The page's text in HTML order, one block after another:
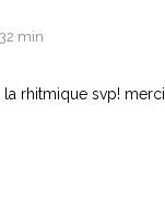
min
rhitmique svp! merci